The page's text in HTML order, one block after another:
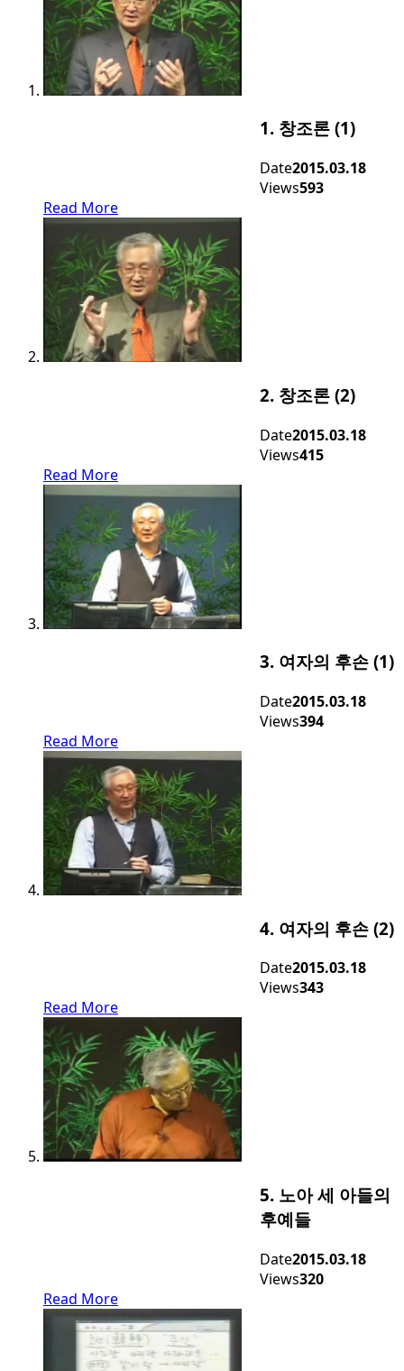
1. 창조론 (1)
Date2015.03.18
Views593
Read More
2. 창조론 (2)
Date2015.03.18
Views415
Read More
3. 여자의 후손 (1)
Date2015.03.18
Views394
Read More
4. 여자의 후손 (2)
Date2015.03.18
Views343
Read More
5. 노아 세 아들의
후예들
Date2015.03.18
Views320
Read More